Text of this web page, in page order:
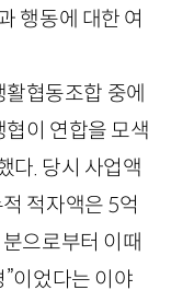
행동에 대한 여
협동조합 중에
협이 연합을 모색
다. 당시 사업액
적자액은 5억
으로부터 이때
이었다는 이야